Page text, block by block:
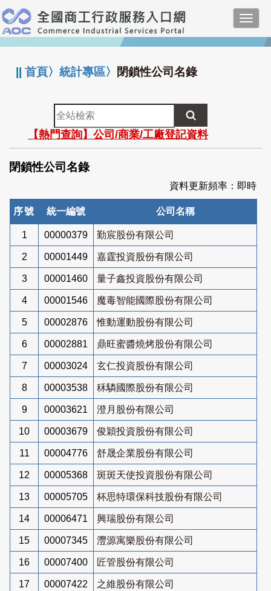
跳
到
主
要
:::
||首頁〉統計專區〉 閉鎖性公司名錄
全
站
檢
索
【熱門查詢】公司/商業/工廠登記資料
閉鎖性公司名錄
資料更新頻率：即時
序號 統一編號 公司名稱
1 00000379 勤宸股份有限公司
2 00001449 嘉霆投資股份有限公司
3 00001460 量子鑫投資股份有限公司
4 00001546 魔毒智能國際股份有限公司
5 00002876 惟動運動股份有限公司
6 00002881 鼎旺蜜醬燒烤股份有限公司
7 00003024 玄仁投資股份有限公司
8 00003538 秝驎國際股份有限公司
9 00003621 澄月股份有限公司
10 00003679 俊穎投資股份有限公司
11 00004776 舒晟企業股份有限公司
12 00005368 斑斑天使投資股份有限公司
13 00005705 杯思特環保科技股份有限公司
14 00006471 興瑞股份有限公司
15 00007345 灃源寓樂股份有限公司
16 00007400 匠管股份有限公司
17 00007422 之維股份有限公司